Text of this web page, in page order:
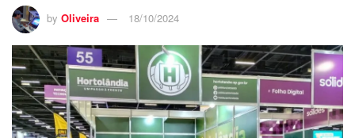
by Oliveira 18/10/2024